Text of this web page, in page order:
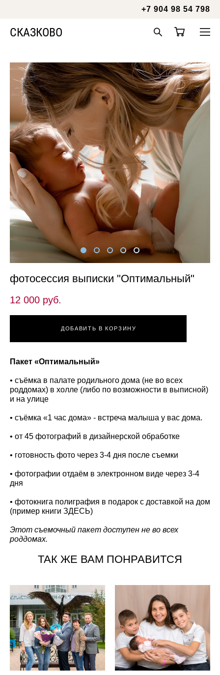
+7 904 98 54 798
СКАЗКОВО
фотосессия выписки "Оптимальный"
12 000 pуб.
ДОБАВИТЬ В КОРЗИНУ
Пакет «Оптимальный»
• съёмка в палате родильного дома (не во всех
роддомах) в холле (либо по возможности в выписной)
и на улице
• съёмка «1 час дома» - встреча малыша у вас дома.
• от 45 фотографий в дизайнерской обработке
• готовность фото через 3-4 дня после съемки
• фотографии отдаём в электронном виде через 3-4
дня
• фотокнига полиграфия в подарок с доставкой на дом
(пример книги ЗДЕСЬ)
Этот съемочный пакет доступен не во всех
роддомах.
ТАК ЖЕ ВАМ ПОНРАВИТСЯ